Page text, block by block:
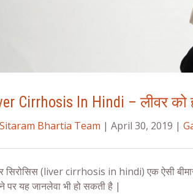
Cirrhosis In Hindi – लीवर को
Sitaram Bhartia Team | April 30, 2019 |
सिरोसिस (liver cirrhosis in hindi) एक ऐसी
पर यह जानलेवा भी हो सकती है |